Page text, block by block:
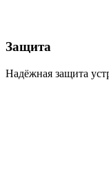
Защита
Надёжная защита